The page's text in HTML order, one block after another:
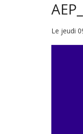
Le jeudi